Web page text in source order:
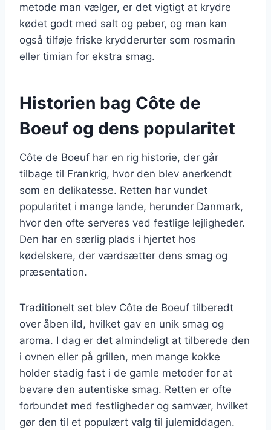
metode man vælger, er det vigtigt at krydre
kødet godt med salt og peber, og man kan
også tilføje friske krydderurter som rosmarin
eller timian for ekstra smag.
Historien bag Côte de
Boeuf og dens popularitet
Côte de Boeuf har en rig historie, der går
tilbage til Frankrig, hvor den blev anerkendt
som en delikatesse. Retten har vundet
popularitet i mange lande, herunder Danmark,
hvor den ofte serveres ved festlige lejligheder.
Den har en særlig plads i hjertet hos
kødelskere, der værdsætter dens smag og
præsentation.
Traditionelt set blev Côte de Boeuf tilberedt
over åben ild, hvilket gav en unik smag og
aroma. I dag er det almindeligt at tilberede den
i ovnen eller på grillen, men mange kokke
holder stadig fast i de gamle metoder for at
bevare den autentiske smag. Retten er ofte
forbundet med festligheder og samvær, hvilket
gør den til et populært valg til julemiddagen.